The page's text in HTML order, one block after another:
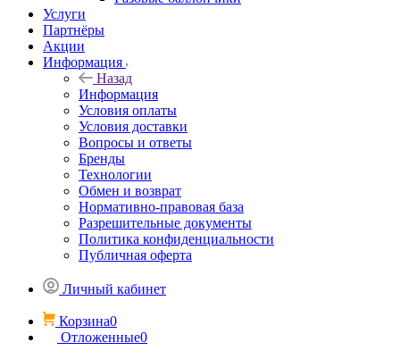
Услуги
Партнёры
Акции
Информация
Назад
Информация
Условия оплаты
Условия доставки
Вопросы и ответы
Бренды
Технологии
Обмен и возврат
Нормативно-правовая база
Разрешительные документы
Политика конфиденциальности
Публичная оферта
Личный кабинет
Корзина0
Отложенные0